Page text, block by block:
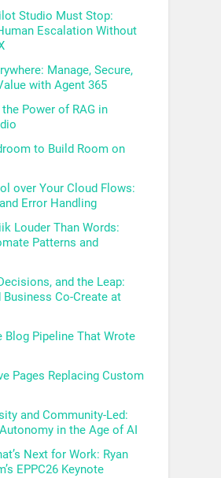
Studio Must Stop:
Escalation Without
Manage, Secure,
with Agent 365
Power of RAG in
to Build Room on
over Your Cloud Flows:
Error Handling
Louder Than Words:
Patterns and
and the Leap:
Business Co-Create at
Blog Pipeline That Wrote
Pages Replacing Custom
and Community-Led:
in the Age of AI
Next for Work: Ryan
EPPC26 Keynote